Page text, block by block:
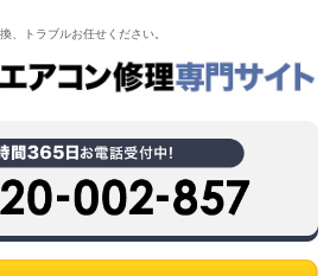
、トラブルお任せください。